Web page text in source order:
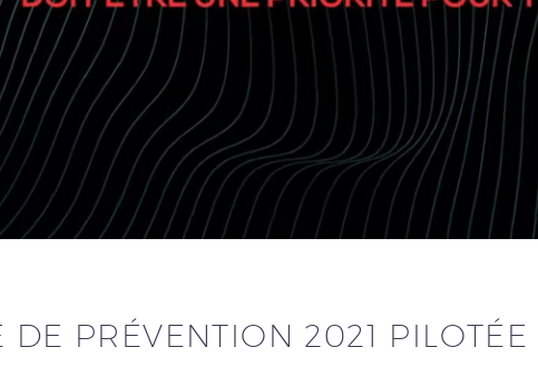
DE PRÉVENTION 2021